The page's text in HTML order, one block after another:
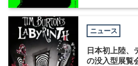
ニュース
日本初上陸、
の没入型展覧